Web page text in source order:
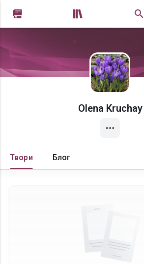

Olena Kruchay
Твори Блог